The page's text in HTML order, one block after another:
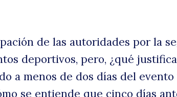
de las autoridades por la
deportivos, pero, ¿qué
a menos de dos días del evento
se entiende que cinco días